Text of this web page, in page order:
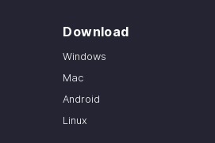
Download
Windows
Mac
Android
Linux